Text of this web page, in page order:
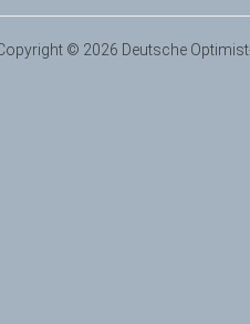
© 2026 Deutsche